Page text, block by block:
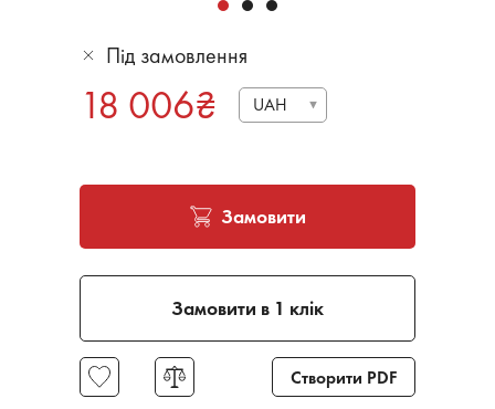
Під замовлення
18 006₴ UAH
Замовити
Замовити в 1 клік
Створити PDF